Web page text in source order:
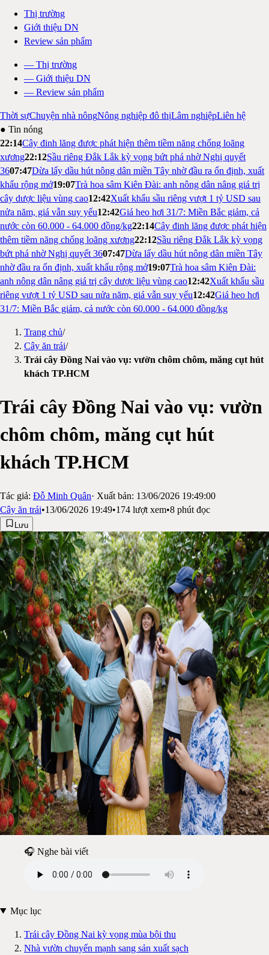
Thị trường
Giới thiệu DN
Review sản phẩm
— Thị trường
— Giới thiệu DN
— Review sản phẩm
Thời sựChuyện nhà nôngNông nghiệp đô thịLâm nghiệpLiên hệ
● Tin nóng
22:14Cây đinh lăng được phát hiện thêm tiềm năng chống loãng
xương22:12Sầu riêng Đắk Lắk kỳ vọng bứt phá nhờ Nghị quyết
3607:47Dừa lấy dầu hút nông dân miền Tây nhờ đầu ra ổn định, xuất
khẩu rộng mở19:07Trà hoa sâm Kiên Đài: anh nông dân nâng giá trị
cây dược liệu vùng cao12:42Xuất khẩu sầu riêng vượt 1 tỷ USD sau
nửa năm, giá vẫn suy yếu12:42Giá heo hơi 31/7: Miền Bắc giảm, cả
nước còn 60.000 - 64.000 đồng/kg22:14Cây đinh lăng được phát hiện
thêm tiềm năng chống loãng xương22:12Sầu riêng Đắk Lắk kỳ vọng
bứt phá nhờ Nghị quyết 3607:47Dừa lấy dầu hút nông dân miền Tây
nhờ đầu ra ổn định, xuất khẩu rộng mở19:07Trà hoa sâm Kiên Đài:
anh nông dân nâng giá trị cây dược liệu vùng cao12:42Xuất khẩu sầu
riêng vượt 1 tỷ USD sau nửa năm, giá vẫn suy yếu12:42Giá heo hơi
31/7: Miền Bắc giảm, cả nước còn 60.000 - 64.000 đồng/kg
Trang chủ/
Cây ăn trái/
Trái cây Đồng Nai vào vụ: vườn chôm chôm, măng cụt hút
khách TP.HCM
Trái cây Đồng Nai vào vụ: vườn
chôm chôm, măng cụt hút
khách TP.HCM
Tác giả: Đỗ Minh Quân· Xuất bản: 13/06/2026 19:49:00
Cây ăn trái•13/06/2026 19:49•174 lượt xem•8 phút đọc
Lưu
🎧 Nghe bài viết
Mục lục
Trái cây Đồng Nai kỳ vọng mùa bội thu
Nhà vườn chuyển mạnh sang sản xuất sạch